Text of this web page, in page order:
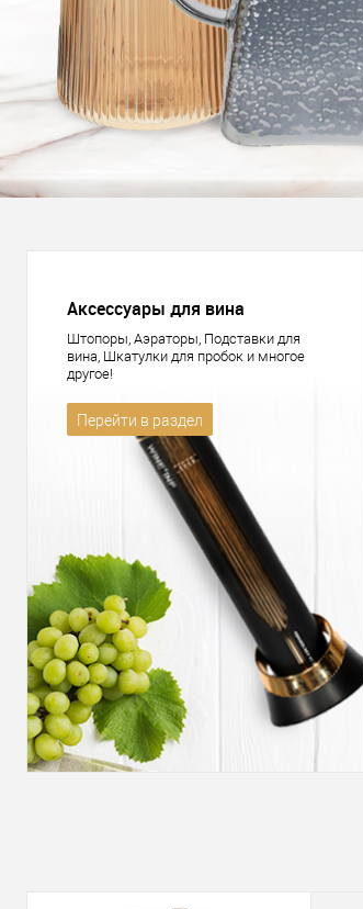
Аксессуары для вина
Штопоры, Аэраторы, Подставки для
вина, Шкатулки для пробок и многое
другое!
Перейти в раздел